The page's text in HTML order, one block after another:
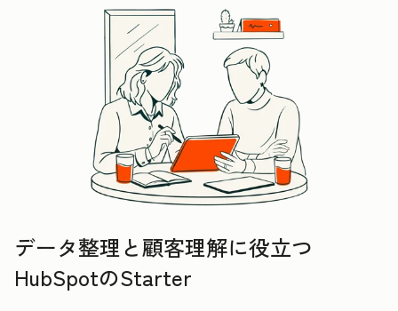
データ整理と顧客理解に役立つ
HubSpotのStarter